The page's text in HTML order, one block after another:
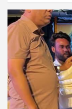
at
s
A
p
p
c
e
b
o
o
k